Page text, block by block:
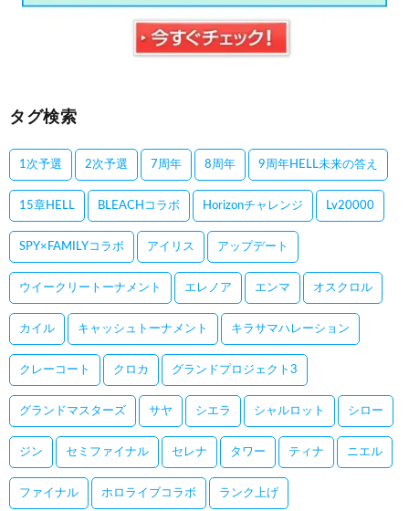
タグ検索
1次予選 2次予選 7周年 8周年 9周年HELL未来の答え
15章HELL BLEACHコラボ Horizonチャレンジ Lv20000
SPY×FAMILYコラボ アイリス アップデート
ウイークリートーナメント エレノア エンマ オスクロル
カイル キャッシュトーナメント キラサマハレーション
クレーコート クロカ グランドプロジェクト3
グランドマスターズ サヤ シエラ シャルロット シロー
ジン セミファイナル セレナ タワー ティナ ニエル
ファイナル ホロライブコラボ ランク上げ